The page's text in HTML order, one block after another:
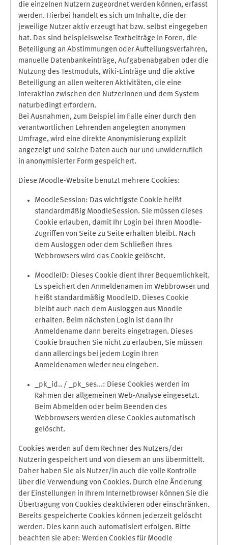
die einzelnen Nutzern zugeordnet werden können, erfasst
werden. Hierbei handelt es sich um Inhalte, die der
jeweilige Nutzer aktiv erzeugt hat bzw. selbst eingegeben
hat. Das sind beispielsweise Textbeiträge in Foren, die
Beteiligung an Abstimmungen oder Aufteilungsverfahren,
manuelle Datenbankeinträge, Aufgabenabgaben oder die
Nutzung des Testmoduls, Wiki-Einträge und die aktive
Beteiligung an allen weiteren Aktivitäten, die eine
Interaktion zwischen den NutzerInnen und dem System
naturbedingt erfordern.
Bei Ausnahmen, zum Beispiel im Falle einer durch den
verantwortlichen Lehrenden angelegten anonymen
Umfrage, wird eine direkte Anonymisierung explizit
angezeigt und solche Daten auch nur und unwiderruflich
in anonymisierter Form gespeichert.
Diese Moodle-Website benutzt mehrere Cookies:
MoodleSession: Das wichtigste Cookie heißt
standardmäßig MoodleSession. Sie müssen dieses
Cookie erlauben, damit Ihr Login bei Ihren Moodle-
Zugriffen von Seite zu Seite erhalten bleibt. Nach
dem Ausloggen oder dem Schließen Ihres
Webbrowsers wird das Cookie gelöscht.
MoodleID: Dieses Cookie dient Ihrer Bequemlichkeit.
Es speichert den Anmeldenamen im Webbrowser und
heißt standardmäßig MoodleID. Dieses Cookie
bleibt auch nach dem Ausloggen aus Moodle
erhalten. Beim nächsten Login ist dann Ihr
Anmeldename dann bereits eingetragen. Dieses
Cookie brauchen Sie nicht zu erlauben, Sie müssen
dann allerdings bei jedem Login Ihren
Anmeldenamen wieder neu eingeben.
_pk_id.. / _pk_ses...: Diese Cookies werden im
Rahmen der allgemeinen Web-Analyse eingesetzt.
Beim Abmelden oder beim Beenden des
Webbrowsers werden diese Cookies automatisch
gelöscht.
Cookies werden auf dem Rechner des Nutzers/der
Nutzerin gespeichert und von diesem an uns übermittelt.
Daher haben Sie als Nutzer/in auch die volle Kontrolle
über die Verwendung von Cookies. Durch eine Änderung
der Einstellungen in Ihrem Internetbrowser können Sie die
Übertragung von Cookies deaktivieren oder einschränken.
Bereits gespeicherte Cookies können jederzeit gelöscht
werden. Dies kann auch automatisiert erfolgen. Bitte
beachten sie aber: Werden Cookies für Moodle